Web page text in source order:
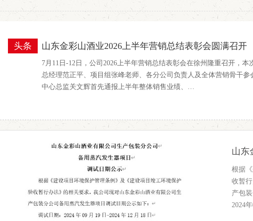
山东金彩山酒业2026上半年营销总结表彰会圆满召开
头条
7月11日-12日，公司2026上半年营销总结表彰会在徐州隆重召开，
总经理范正平、项目组张峰老师、各分公司负责人及全体营销骨干
中心总监关文辉首先通报上半年整体销售业绩、…
根据
收暂
产包
2024